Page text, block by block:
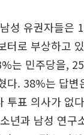
성 유권자들은
터로 부상하고
는 민주당을,
다. 38%는 답변
투표 의사가 없
년과 남성 연구